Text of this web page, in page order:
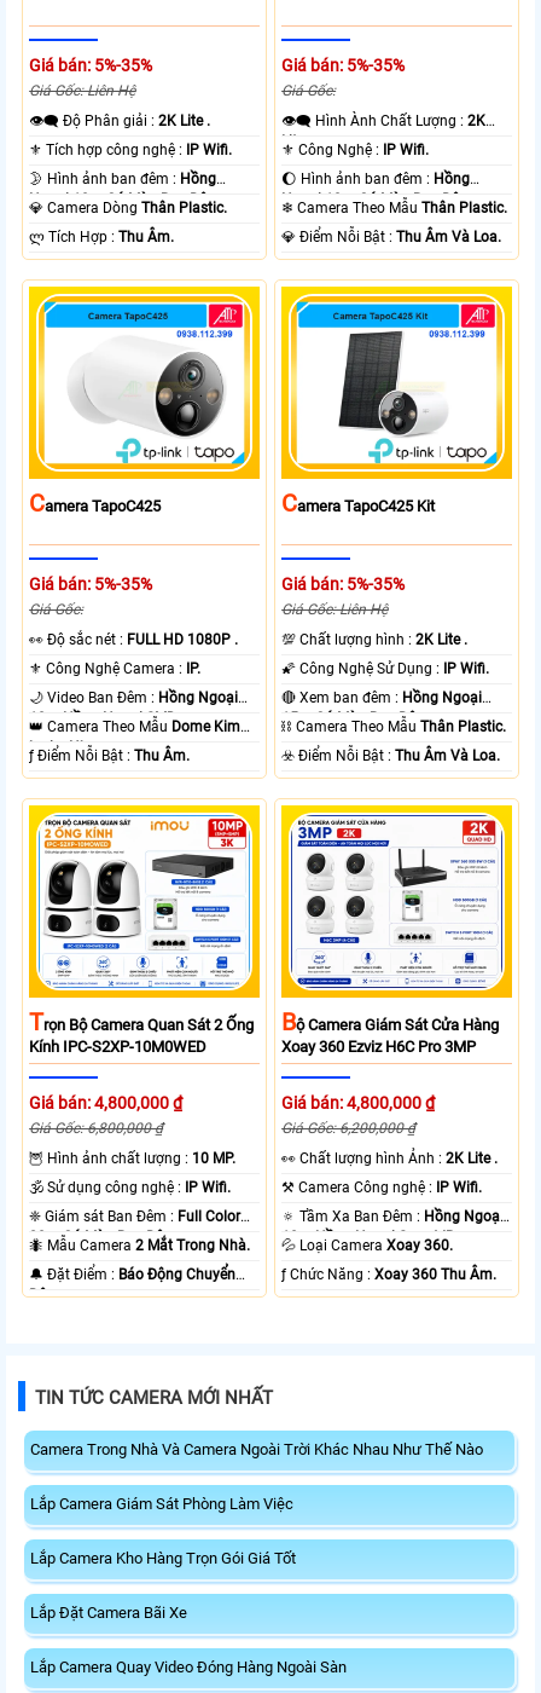
Giá bán: 5%-35%
Giá Gốc: Liên Hệ
👁️‍🗨 Độ Phân giải :2K Lite .
⚜️ Tích hợp công nghệ : IP Wifi.
🌛 Hình ảnh ban đêm : Hồng
Ngoại 10m Có Màu Ban Ðêm.
💎 Camera DòngThân Plastic.
️ლ Tích Hợp :Thu Âm.
Giá bán: 5%-35%
Giá Gốc:
👁️‍🗨 Hình Ành Chất Lượng :2K
Lite .
⚜️ Công Nghệ : IP Wifi.
🌔 Hình ảnh ban đêm : Hồng
Ngoại 10m Có Màu Ban Ðêm.
❄ Camera Theo MẫuThân Plastic.
️💎 Điểm Nỗi Bật :Thu Âm Và Loa.
CAmera TapoC425
Giá bán: 5%-35%
Giá Gốc:
️👀 Độ sắc nét : FULL HD 1080P .
⚜️ Công Nghệ Camera : IP.
🌙 Video Ban Đêm : Hồng Ngoại
10m Hồng Ngoại SMD.
👑 Camera Theo Mẫu Dome Kim
loại + Nhựa.
️ƒ Điểm Nỗi Bật :Thu Âm.
CAmera TapoC425 Kit
Giá bán: 5%-35%
Giá Gốc: Liên Hệ
💯 Chất lượng hình :2K Lite .
🌠 Công Nghệ Sử Dụng : IP Wifi.
🔴 Xem ban đêm : Hồng Ngoại
15m Có Màu Ban Ðêm.
⛓ Camera Theo MẫuThân Plastic.
️☣️ Điểm Nỗi Bật :Thu Âm Và Loa.
TRọn Bộ Camera Quan Sát 2 Ống
Kính IPC-S2XP-10M0WED
Giá bán: 4,800,000 ₫
Giá Gốc: 6,800,000 ₫
🦉 Hình ảnh chất lượng : 10 MP.
🕉️ Sử dụng công nghệ : IP Wifi.
❈ Giám sát Ban Đêm : Full Color
20m Có Màu Ban Ðêm.
🐜 Mẫu Camera2 Mắt Trong Nhà.
️🔔 Đặt Điểm : Báo Động Chuyển
Động.
BỘ Camera Giám Sát Cửa Hàng
Xoay 360 Ezviz H6C Pro 3MP
Giá bán: 4,800,000 ₫
Giá Gốc: 6,200,000 ₫
️👀 Chất lượng hình Ảnh :2K Lite .
⚒ Camera Công nghệ : IP Wifi.
🔅 Tầm Xa Ban Đêm : Hồng Ngoại
10m Hồng Ngoại Smart IR.
💦 Loại CameraXoay 360.
️ƒ Chức Năng :Xoay 360 Thu Âm.
TIN TỨC CAMERA MỚI NHẤT
Camera Trong Nhà Và Camera Ngoài Trời Khác Nhau Như Thế Nào
Lắp Camera Giám Sát Phòng Làm Việc
Lắp Camera Kho Hàng Trọn Gói Giá Tốt
Lắp Đặt Camera Bãi Xe
Lắp Camera Quay Video Đóng Hàng Ngoài Sàn